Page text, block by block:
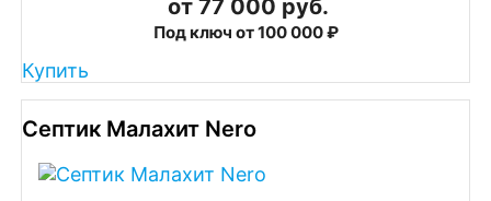
от 77 000 руб.
Под ключ от 100 000 ₽
Купить
Септик Малахит Nero